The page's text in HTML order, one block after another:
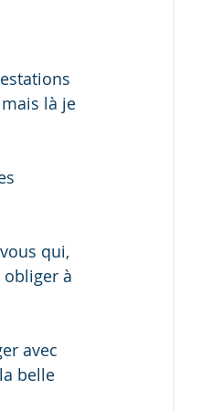
là je
qui,
obliger à
avec
belle